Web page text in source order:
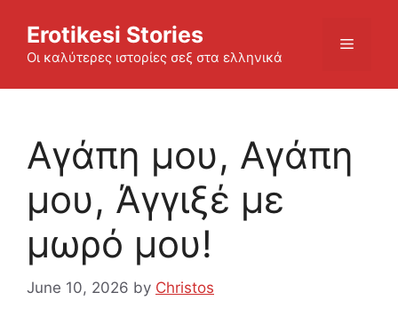
content
Erotikesi Stories
Οι καλύτερες ιστορίες σεξ στα ελληνικά
Menu
Αγάπη μου, Αγάπη
μου, Άγγιξέ με
μωρό μου!
June 10, 2026 by Christos